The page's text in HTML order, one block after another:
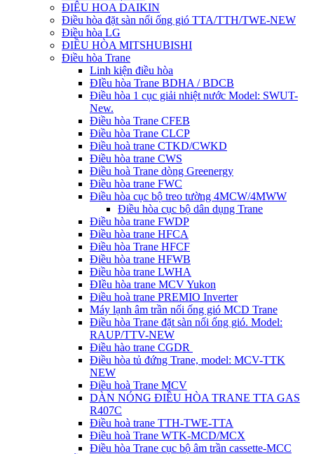
ĐIÊU HOA DAIKIN
Điều hòa đặt sàn nối ống gió TTA/TTH/TWE-NEW
Điều hòa LG
ĐIỀU HÒA MITSHUBISHI
Điều hòa Trane
Linh kiện điều hòa
ĐIều hòa Trane BDHA / BDCB
Điều hòa 1 cục giải nhiệt nước Model: SWUT-
New.
Điều hòa Trane CFEB
Điều hòa Trane CLCP
Điều hoà trane CTKD/CWKD
Điều hòa trane CWS
Điều hoà Trane dòng Greenergy
Điều hòa trane FWC
Điều hòa cục bộ treo tường 4MCW/4MWW
Điều hòa cục bộ dân dụng Trane
Điều hòa trane FWDP
Điều hòa trane HFCA
Điều hòa Trane HFCF
Điều hòa trane HFWB
Điều hòa trane LWHA
ĐIều hòa trane MCV Yukon
Điều hoà trane PREMIO Inverter
Máy lạnh âm trần nối ống gió MCD Trane
Điều hòa Trane đặt sàn nối ống gió. Model:
RAUP/TTV-NEW
Điều hào trane CGDR
Điều hòa tủ đứng Trane, model: MCV-TTK
NEW
Điều hoà Trane MCV
DÀN NÓNG ĐIỀU HÒA TRANE TTA GAS
R407C
Điều hoà trane TTH-TWE-TTA
Điều hoà Trane WTK-MCD/MCX
Điều hòa Trane cục bộ âm trần cassette-MCC